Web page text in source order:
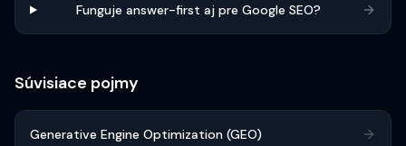
Funguje answer-first aj pre Google SEO?
Súvisiace pojmy
Generative Engine Optimization (GEO)